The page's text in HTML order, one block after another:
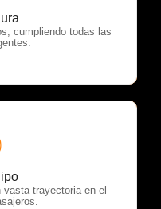
cumpliendo todas las
trayectoria en el